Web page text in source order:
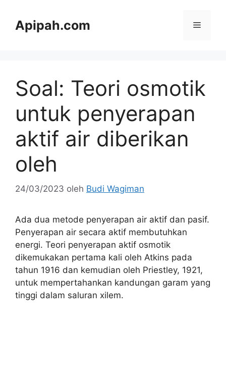
Apipah.com Menu
Soal: Teori osmotik
untuk penyerapan
aktif air diberikan
oleh
24/03/2023 oleh Budi Wagiman
Ada dua metode penyerapan air aktif dan pasif.
Penyerapan air secara aktif membutuhkan
energi. Teori penyerapan aktif osmotik
dikemukakan pertama kali oleh Atkins pada
tahun 1916 dan kemudian oleh Priestley, 1921,
untuk mempertahankan kandungan garam yang
tinggi dalam saluran xilem.